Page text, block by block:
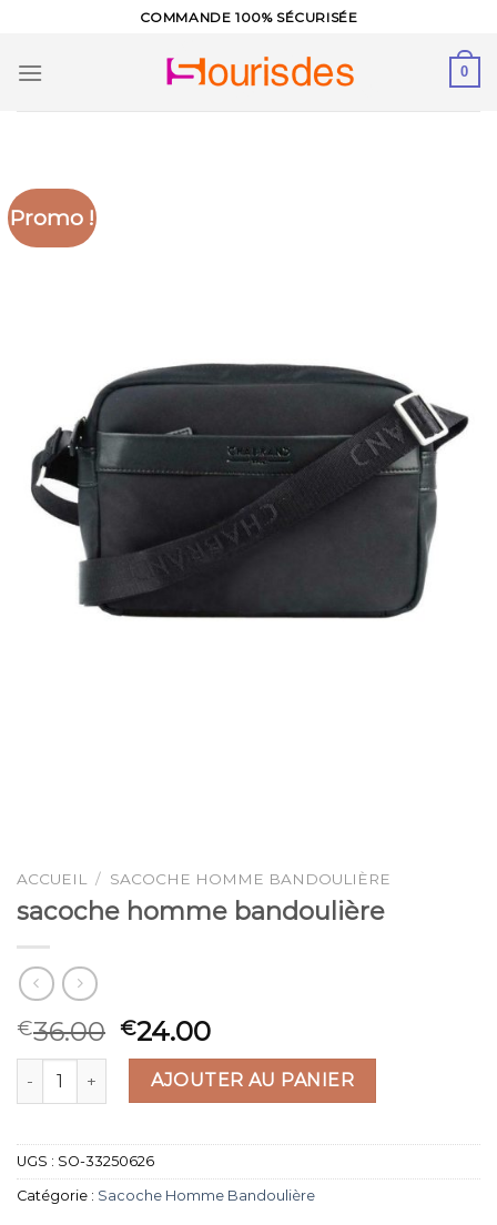
content
COMMANDE 100% SÉCURISÉE
0
Promo !
ACCUEIL / SACOCHE HOMME BANDOULIÈRE
sacoche homme bandoulière
€36.00 €24.00
quantité de sacoche homme bandoulière
AJOUTER AU PANIER
UGS : SO-33250626
Catégorie : Sacoche Homme Bandoulière